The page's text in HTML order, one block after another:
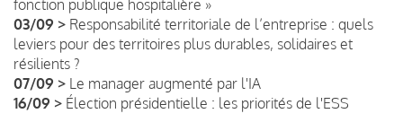
fonction publique hospitalière »
03/09 > Responsabilité territoriale de l’entreprise : quels
leviers pour des territoires plus durables, solidaires et
résilients ?
07/09 > Le manager augmenté par l'IA
16/09 > Élection présidentielle : les priorités de l'ESS